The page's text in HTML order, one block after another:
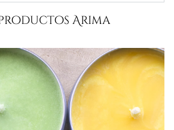
Arima